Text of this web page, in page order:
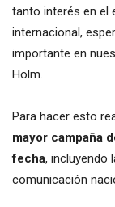
tanto interés en el
internacional,
importante en
Holm.
Para hacer esto
mayor campaña
fecha, incluyendo
comunicación